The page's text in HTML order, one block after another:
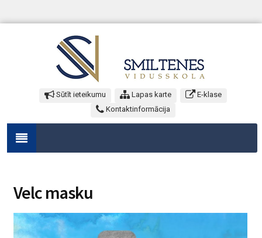
Sūtīt ieteikumu Lapas karte
E-klase
Kontaktinformācija
Velc masku